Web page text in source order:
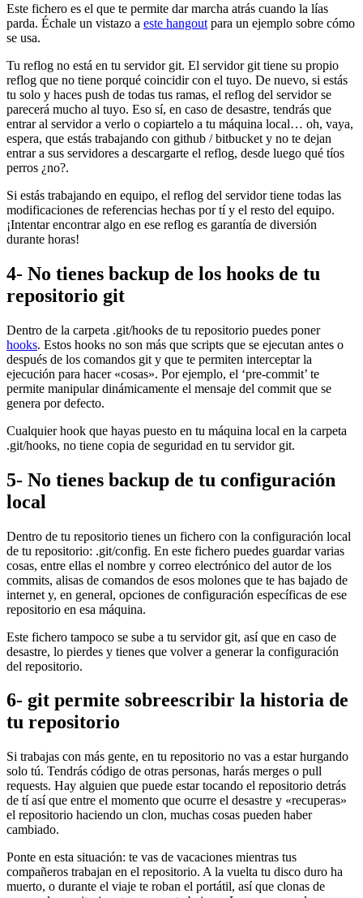
Este fichero es el que te permite dar marcha atrás cuando la lías
parda. Échale un vistazo a este hangout para un ejemplo sobre cómo
se usa.
Tu reflog no está en tu servidor git. El servidor git tiene su propio
reflog que no tiene porqué coincidir con el tuyo. De nuevo, si estás
tu solo y haces push de todas tus ramas, el reflog del servidor se
parecerá mucho al tuyo. Eso sí, en caso de desastre, tendrás que
entrar al servidor a verlo o copiartelo a tu máquina local… oh, vaya,
espera, que estás trabajando con github / bitbucket y no te dejan
entrar a sus servidores a descargarte el reflog, desde luego qué tíos
perros ¿no?.
Si estás trabajando en equipo, el reflog del servidor tiene todas las
modificaciones de referencias hechas por tí y el resto del equipo.
¡Intentar encontrar algo en ese reflog es garantía de diversión
durante horas!
4- No tienes backup de los hooks de tu
repositorio git
Dentro de la carpeta .git/hooks de tu repositorio puedes poner
hooks. Estos hooks no son más que scripts que se ejecutan antes o
después de los comandos git y que te permiten interceptar la
ejecución para hacer «cosas». Por ejemplo, el ‘pre-commit’ te
permite manipular dinámicamente el mensaje del commit que se
genera por defecto.
Cualquier hook que hayas puesto en tu máquina local en la carpeta
.git/hooks, no tiene copia de seguridad en tu servidor git.
5- No tienes backup de tu configuración
local
Dentro de tu repositorio tienes un fichero con la configuración local
de tu repositorio: .git/config. En este fichero puedes guardar varias
cosas, entre ellas el nombre y correo electrónico del autor de los
commits, alisas de comandos de esos molones que te has bajado de
internet y, en general, opciones de configuración específicas de ese
repositorio en esa máquina.
Este fichero tampoco se sube a tu servidor git, así que en caso de
desastre, lo pierdes y tienes que volver a generar la configuración
del repositorio.
6- git permite sobreescribir la historia de
tu repositorio
Si trabajas con más gente, en tu repositorio no vas a estar hurgando
solo tú. Tendrás código de otras personas, harás merges o pull
requests. Hay alguien que puede estar tocando el repositorio detrás
de tí así que entre el momento que ocurre el desastre y «recuperas»
el repositorio haciendo un clon, muchas cosas pueden haber
cambiado.
Ponte en esta situación: te vas de vacaciones mientras tus
compañeros trabajan en el repositorio. A la vuelta tu disco duro ha
muerto, o durante el viaje te roban el portátil, así que clonas de